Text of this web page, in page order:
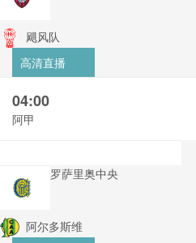
飓风队
高清直播
04:00
阿甲
罗萨里奥中央
阿尔多斯维